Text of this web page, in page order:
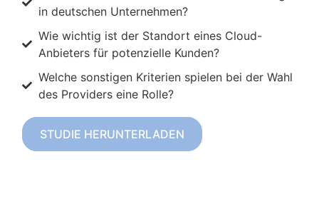
in deutschen Unternehmen?
Wie wichtig ist der Standort eines Cloud-
Anbieters für potenzielle Kunden?
Welche sonstigen Kriterien spielen bei der Wahl
des Providers eine Rolle?
STUDIE HERUNTERLADEN